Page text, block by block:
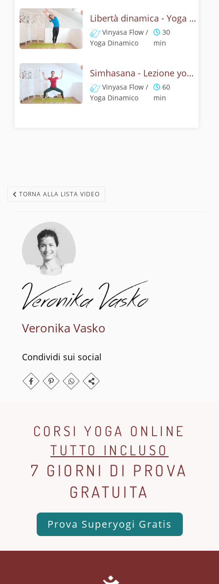
Libertà dinamica - Yoga con il ruggito del leone
Vinyasa Flow /
Yoga Dinamico
30
min
Simhasana - Lezione yoga con la mitologia della posizione del ruggito del leone
Vinyasa Flow /
Yoga Dinamico
60
min
TORNA ALLA LISTA VIDEO
Veronika Vasko
Condividi sui social
CORSI YOGA ONLINE
TUTTO INCLUSO
7 GIORNI DI PROVA
GRATUITA
Prova Superyogi Gratis